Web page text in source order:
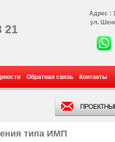
21
Адрес :
ул.
Обратная связь Контакты
типа ИМП